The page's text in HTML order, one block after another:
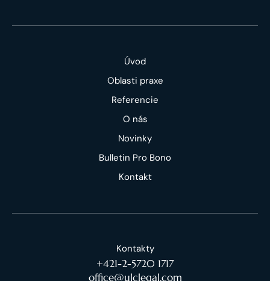
Úvod
Oblasti praxe
Referencie
O nás
Novinky
Bulletin Pro Bono
Kontakt
Kontakty
+421-2-5720 1717
office@ulclegal.com